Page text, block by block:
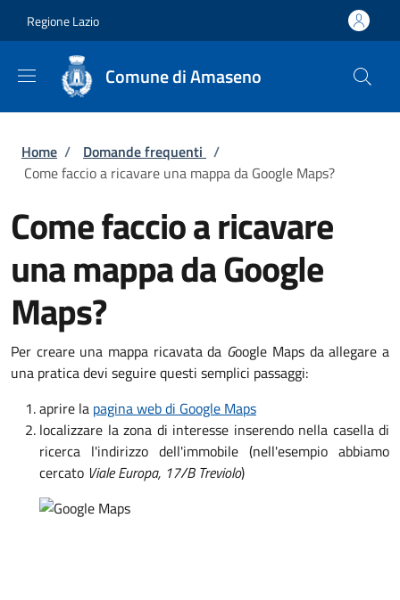
Regione Lazio
Comune di Amaseno
Briciole di pane
Home / Domande frequenti /
Come faccio a ricavare una mappa da Google Maps?
Come faccio a ricavare
una mappa da Google
Maps?
Per creare una mappa ricavata da Google Maps da allegare a
una pratica devi seguire questi semplici passaggi:
aprire la pagina web di Google Maps
localizzare la zona di interesse inserendo nella casella di
ricerca l'indirizzo dell'immobile (nell'esempio abbiamo
cercato Viale Europa, 17/B Treviolo)